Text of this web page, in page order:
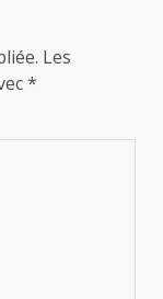
Les
*